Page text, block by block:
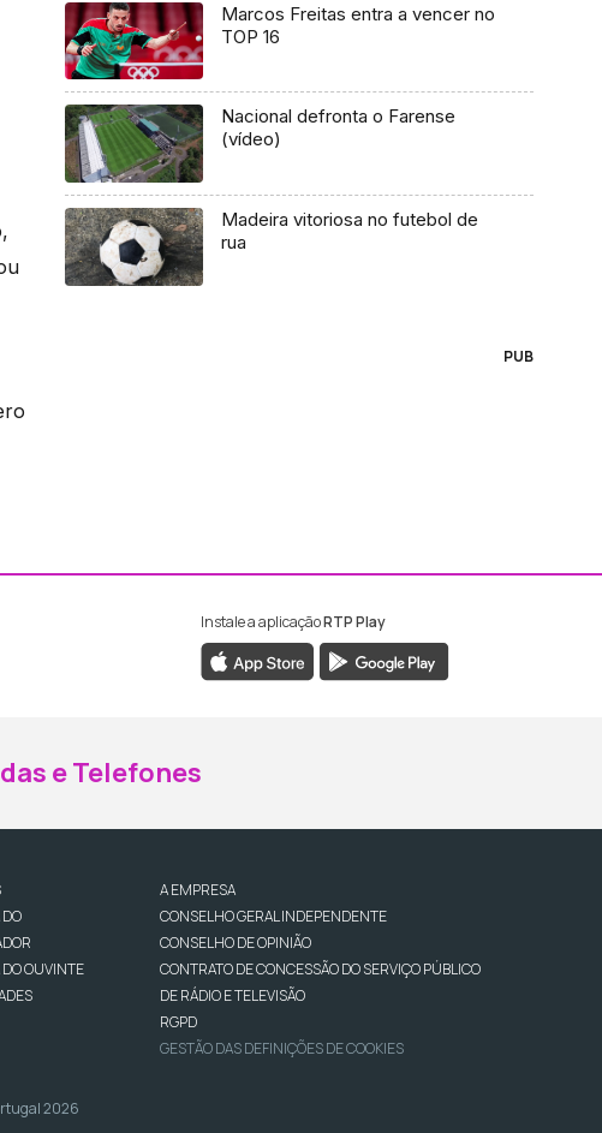
Marcos Freitas entra a vencer no
TOP 16
Nacional defronta o Farense
(vídeo)
Madeira vitoriosa no futebol de
rua
PUB
da RTP Madeira
Instagram da RTP Madeira
Instale a aplicaçãoRTP Play
e Telefones
OUVINTE
A EMPRESA
CONSELHO GERAL INDEPENDENTE
CONSELHO DE OPINIÃO
CONTRATO DE CONCESSÃO DO SERVIÇO PÚBLICO
DE RÁDIO E TELEVISÃO
RGPD
GESTÃO DAS DEFINIÇÕES DE COOKIES
2026